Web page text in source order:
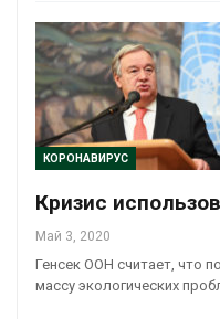
КОРОНАВИРУС
Кризис
Май 3, 2020
Генсек ООН считает, что
массу экологических